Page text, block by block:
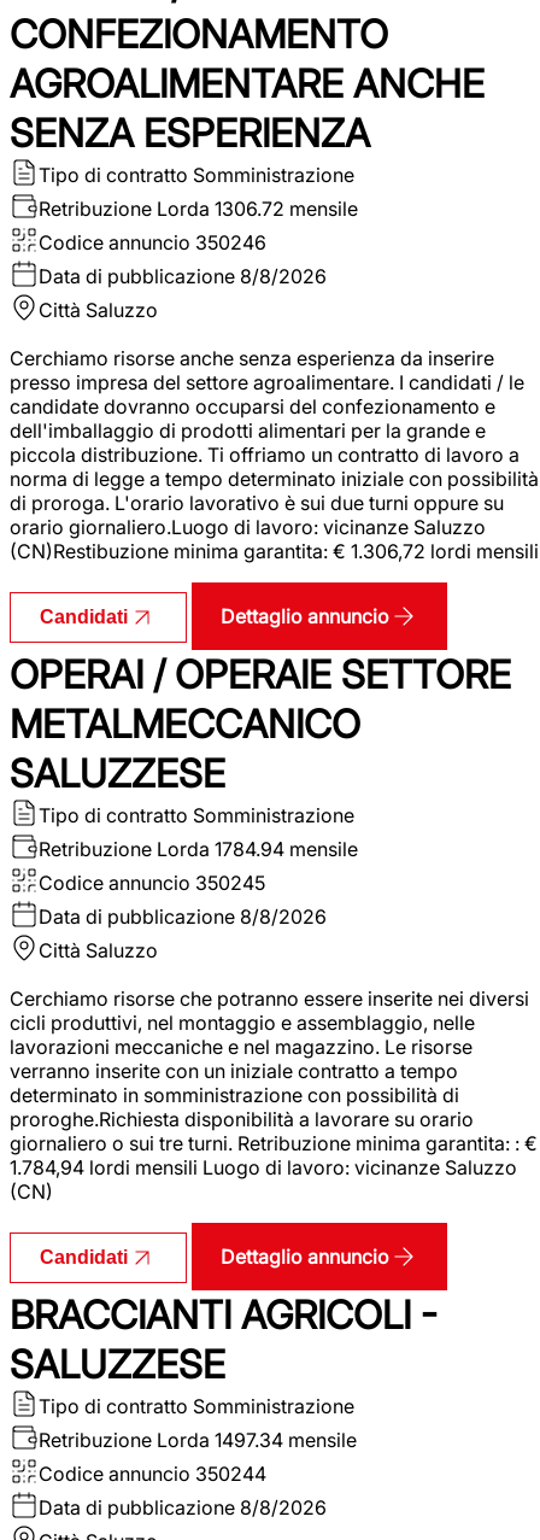
CONFEZIONAMENTO
AGROALIMENTARE ANCHE
SENZA ESPERIENZA
Tipo di contratto Somministrazione
Retribuzione Lorda 1306.72 mensile
Codice annuncio 350246
Data di pubblicazione 8/8/2026
Città Saluzzo
Cerchiamo risorse anche senza esperienza da inserire
presso impresa del settore agroalimentare. I candidati / le
candidate dovranno occuparsi del confezionamento e
dell'imballaggio di prodotti alimentari per la grande e
piccola distribuzione. Ti offriamo un contratto di lavoro a
norma di legge a tempo determinato iniziale con possibilità
di proroga. L'orario lavorativo è sui due turni oppure su
orario giornaliero.Luogo di lavoro: vicinanze Saluzzo
(CN)Restibuzione minima garantita: € 1.306,72 lordi mensili
Candidati Dettaglio annuncio
OPERAI / OPERAIE SETTORE
METALMECCANICO
SALUZZESE
Tipo di contratto Somministrazione
Retribuzione Lorda 1784.94 mensile
Codice annuncio 350245
Data di pubblicazione 8/8/2026
Città Saluzzo
Cerchiamo risorse che potranno essere inserite nei diversi
cicli produttivi, nel montaggio e assemblaggio, nelle
lavorazioni meccaniche e nel magazzino. Le risorse
verranno inserite con un iniziale contratto a tempo
determinato in somministrazione con possibilità di
proroghe.Richiesta disponibilità a lavorare su orario
giornaliero o sui tre turni. Retribuzione minima garantita: : €
1.784,94 lordi mensili Luogo di lavoro: vicinanze Saluzzo
(CN)
Candidati Dettaglio annuncio
BRACCIANTI AGRICOLI -
SALUZZESE
Tipo di contratto Somministrazione
Retribuzione Lorda 1497.34 mensile
Codice annuncio 350244
Data di pubblicazione 8/8/2026